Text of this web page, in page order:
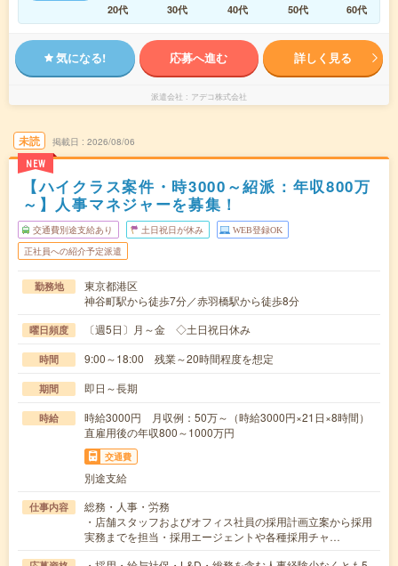
20代 30代 40代 50代 60代
気になる! 応募へ進む 詳しく見る
派遣会社 アデコ株式会社
未読
NEW
掲載日 2026/08/06
【ハイクラス案件・時3000～紹派：年収800万
～】人事マネジャーを募集！
交通費別途支給あり 土日祝日が休み WEB登録OK
正社員への紹介予定派遣
勤務地
東京都港区
神谷町駅から徒歩7分／赤羽橋駅から徒歩8分
曜日頻度 〔週5日〕月～金 ◇土日祝日休み
時間 9:00～18:00 残業～20時間程度を想定
期間 即日～長期
時給
時給3000円 月収例：50万～（時給3000円×21日×8時間）
直雇用後の年収800～1000万円
交通費
別途支給
仕事内容
総務・人事・労務
・店舗スタッフおよびオフィス社員の採用計画立案から採用
実務までを担当・採用エージェントや各種採用チャ…